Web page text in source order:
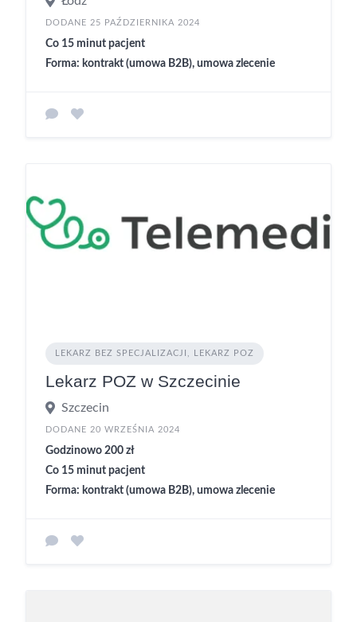
DODANE 25 PAŹDZIERNIKA 2024
Co 15 minut pacjent
Forma: kontrakt (umowa B2B), umowa zlecenie
LEKARZ BEZ SPECJALIZACJI, LEKARZ POZ
Lekarz POZ w Szczecinie
Szczecin
DODANE 20 WRZEŚNIA 2024
Godzinowo 200 zł
Co 15 minut pacjent
Forma: kontrakt (umowa B2B), umowa zlecenie